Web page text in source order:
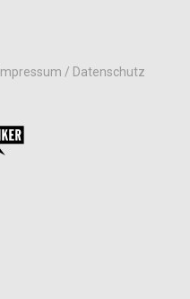
Impressum / Datenschutz